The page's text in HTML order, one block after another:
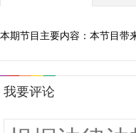
本期节目主要内容：本节目带